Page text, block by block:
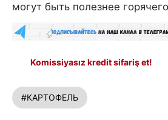
могут быть полезнее
Komissiyasız kredit sifariş et!
#КАРТОФЕЛЬ